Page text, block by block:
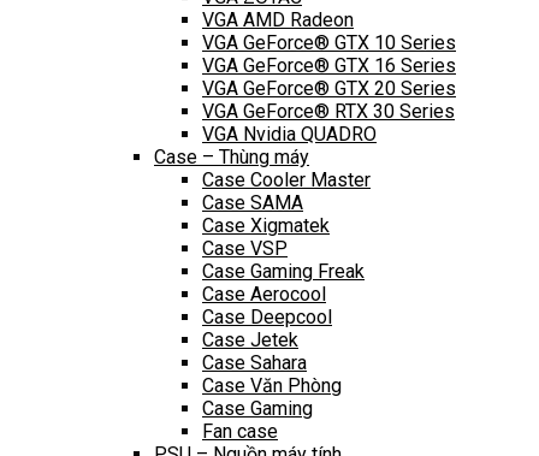
VGA AMD Radeon
VGA GeForce® GTX 10 Series
VGA GeForce® GTX 16 Series
VGA GeForce® GTX 20 Series
VGA GeForce® RTX 30 Series
VGA Nvidia QUADRO
Case – Thùng máy
Case Cooler Master
Case SAMA
Case Xigmatek
Case VSP
Case Gaming Freak
Case Aerocool
Case Deepcool
Case Jetek
Case Sahara
Case Văn Phòng
Case Gaming
Fan case